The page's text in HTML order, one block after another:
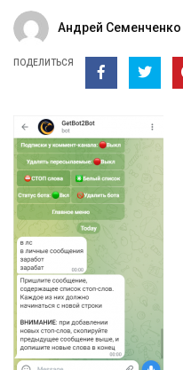
Андрей Семенченко
ПОДЕЛИТЬСЯ